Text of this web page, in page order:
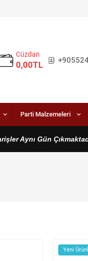
Cüzdan
0,00TL
Parti Malzemeleri
Aynı Gün Çıkmaktadır.
Yeni